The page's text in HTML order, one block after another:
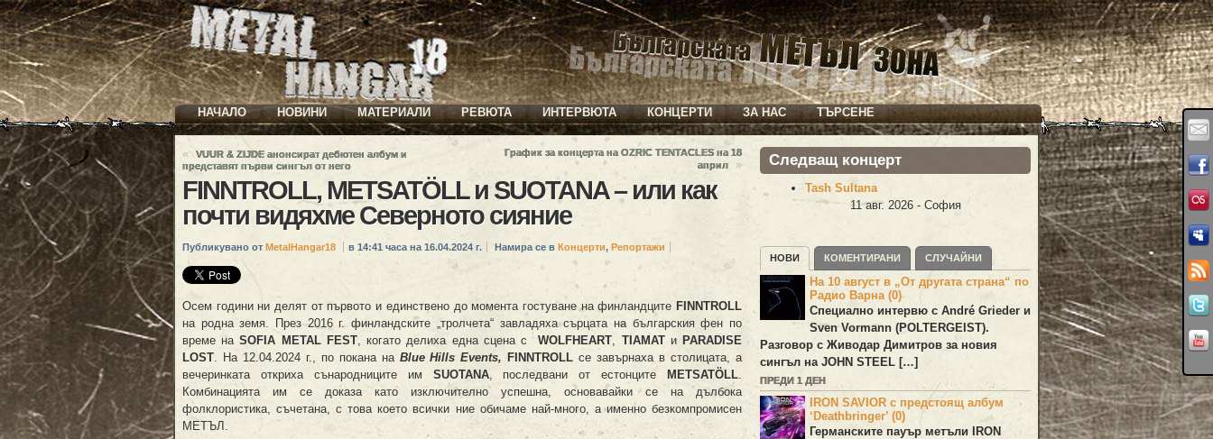
НАЧАЛО НОВИНИ МАТЕРИАЛИ РЕВЮТА ИНТЕРВЮТА КОНЦЕРТИ ЗА НАС ТЪРСЕНЕ
«
VUUR & ZIJDE анонсират дебютен албум и
представят първи сингъл от него
График за концерта на OZRIC TENTACLES на 18
април
»
FINNTROLL, METSATÖLL и SUOTANA – или как
почти видяхме Северното сияние
Публикувано от MetalHangar18 в 14:41 часа на 16.04.2024 г. Намира се в Концерти, Репортажи
Осем години ни делят от първото и единствено до момента гостуване на финландците FINNTROLL
на родна земя. През 2016 г. финландските „тролчета“ завладяха сърцата на българския фен по
време наSOFIA METAL FEST, когато делиха една сцена сWOLFHEART TIAMATи PARADISE
LOST . На 12.04.2024 г., по покана на Blue Hills Events, FINNTROLL се завърнаха в столицата, а
вечеринката откриха сънародниците им SUOTANA, последвани от естонците METSATÖ LL
Комбинацията им се доказа като изключително успешна, основавайки се на дълбока
фолклористика, съчетана, с това което всички ние обичаме най-много, а именно безкомпромисен
МЕТЪЛ.
Следващ концерт
Tash Sultana
11 авг. 2026 - София
НОВИ КОМЕНТИРАНИ СЛУЧАЙНИ
На 10 август в „От другата страна“ по
Радио Варна (0)
Специално интервю с André Grieder и
Sven Vormann (POLTERGEIST).
Разговор с Живодар Димитров за новия
сингъл на JOHN STEEL […]
ПРЕДИ 1 ДЕН
IRON SAVIOR с предстоящ албум
‘Deathbringer’ (0)
Германските пауър метъли
IRON